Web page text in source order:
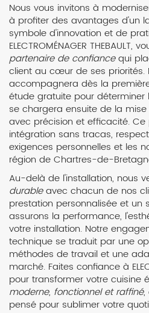
Nous vous invitons à
à profiter des avantages d'un
symbole d'innovation et de
ELECTROMÉNAGER THEBAULT,
partenaire de confiancequi
client au cœur de ses priorités.
accompagnera dès la
étude gratuite pour
se chargera ensuite de la
avec précision et efficacité.
intégration sans tracas,
exigences personnelles et les
région de Chartres-de-
Au-delà de l'installation, nous
durableavec chacun de nos
prestation personnalisée et un
assurons la performance,
votre installation. Notre
technique se traduit par une
méthodes de travail et une
marché. Faites confiance à
pour transformer votre cuisine
moderne, fonctionnel et raffiné,
pensé pour sublimer votre